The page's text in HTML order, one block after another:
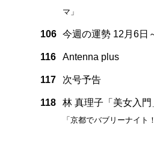
マ」
106 今週の運勢 12月6日
116 Antenna plus
117 次号予告
118 林 真理子「美女入門
「京都でバブリーナイト